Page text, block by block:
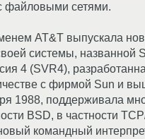
файловыми сетями.
AT&T выпускала
системы, названной
4 (SVR4),
с фирмой Sun и
1988, поддерживала
BSD, в частности
командный